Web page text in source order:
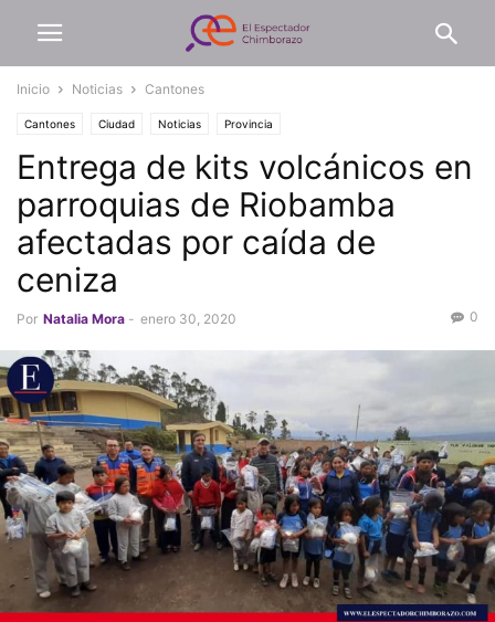
Inicio Noticias Cantones
Cantones Ciudad Noticias Provincia
Entrega de kits volcánicos en
parroquias de Riobamba
afectadas por caída de
ceniza
Por Natalia Mora - enero 30, 2020 0